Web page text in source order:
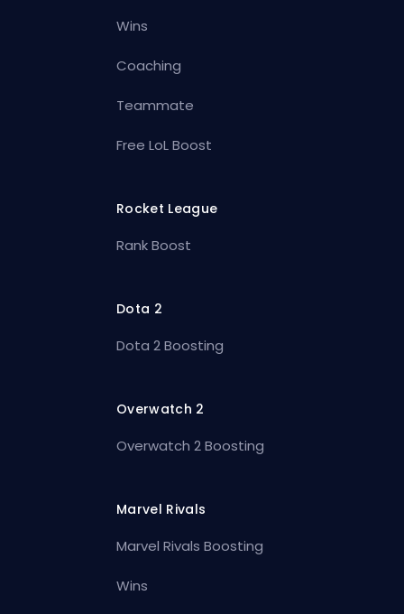
Wins
Coaching
Teammate
Free LoL Boost
Rocket League
Rank Boost
Dota 2
Dota 2 Boosting
Overwatch 2
Overwatch 2 Boosting
Marvel Rivals
Marvel Rivals Boosting
Wins